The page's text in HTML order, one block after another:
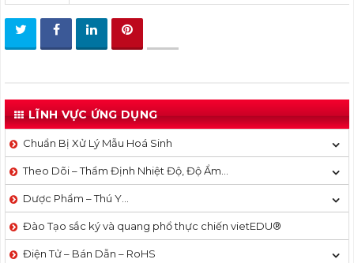
LĨNH VỰC ỨNG DỤNG
Chuẩn Bị Xử Lý Mẫu Hoá Sinh
Theo Dõi – Thẩm Định Nhiệt Độ, Độ Ẩm…
Dược Phẩm – Thú Y…
Đào Tạo sắc ký và quang phổ thực chiến vietEDU®
Điện Tử – Bán Dẫn – RoHS